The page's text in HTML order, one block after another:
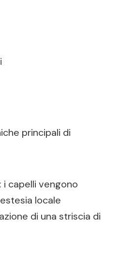
principali di
i capelli vengono
locale
di una striscia di